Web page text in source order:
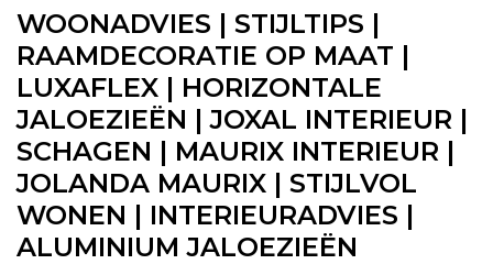
WOONADVIES | STIJLTIPS |
RAAMDECORATIE OP MAAT |
LUXAFLEX | HORIZONTALE
JALOEZIEËN | JOXAL INTERIEUR |
SCHAGEN | MAURIX INTERIEUR |
JOLANDA MAURIX | STIJLVOL
WONEN | INTERIEURADVIES |
ALUMINIUM JALOEZIEËN